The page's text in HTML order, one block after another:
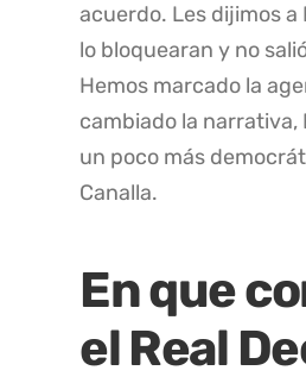
acuerdo. Les dijimos a
lo bloquearan y no
Hemos marcado la
cambiado la narrativa,
un poco más
Canalla.
En que
el Real